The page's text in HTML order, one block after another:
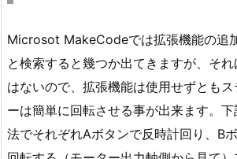
Microsot MakeCodeでは拡張機能の追
と検索すると幾つか出てきますが、そ
はないので、拡張機能は使用せずとも
ーは簡単に回転させる事が出来ます。
法でそれぞれAボタンで反時計回り、B